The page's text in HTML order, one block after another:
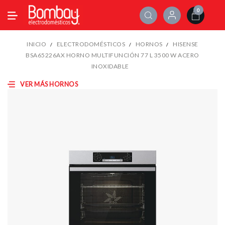
0
INICIO ELECTRODOMÉSTICOS HORNOS
HISENSE
BSA65226AX HORNO MULTIFUNCIÓN 77 L 3500 W ACERO
INOXIDABLE
VER MÁS HORNOS